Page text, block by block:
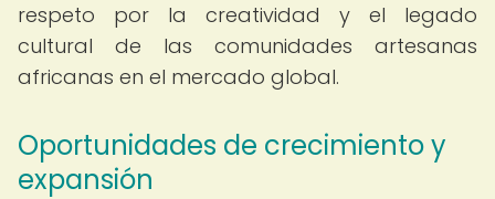
respeto por la creatividad y el legado
cultural de las comunidades artesanas
africanas en el mercado global.
Oportunidades de crecimiento y
expansión